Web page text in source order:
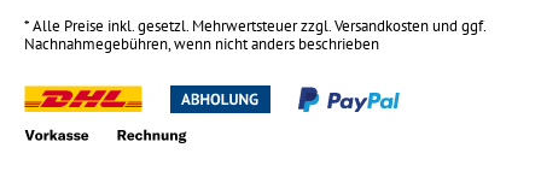
* Alle Preise inkl. gesetzl. Mehrwertsteuer zzgl.Versandkostenund ggf.
Nachnahmegebühren, wenn nicht anders beschrieben